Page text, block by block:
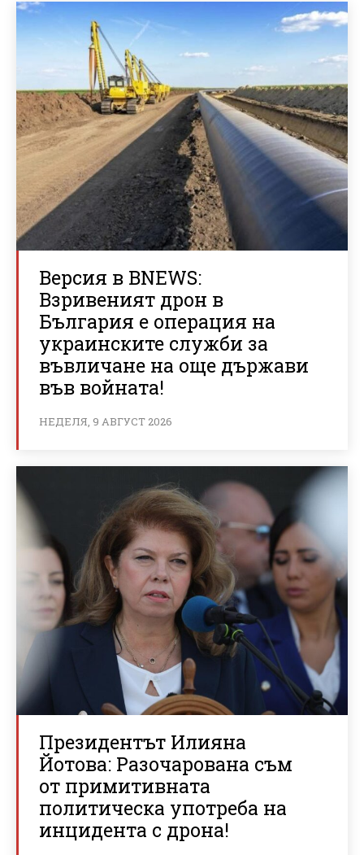
Версия в BNEWS:
Взривеният дрон в
България е операция на
украинските служби за
въвличане на още държави
във войната!
НЕДЕЛЯ, 9 АВГУСТ 2026
Президентът Илияна
Йотова: Разочарована съм
от примитивната
политическа употреба на
инцидента с дрона!